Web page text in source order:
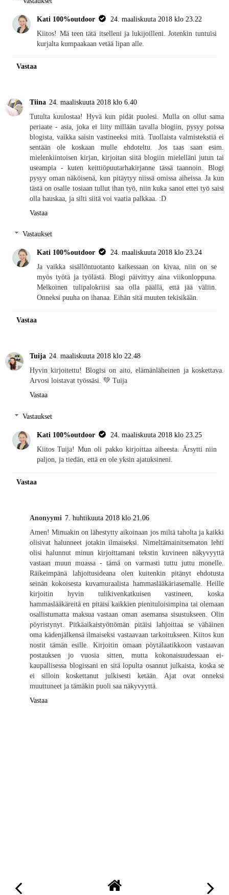
Kati 100%outdoor
24. maaliskuuta 2018 klo 23.22
Kiitos! Mä teen tätä itselleni ja lukijoilleni. Jotenkin tuntuisi
kurjalta kumpaakaan vetää lipan alle.
Vastaa
Tiina 24. maaliskuuta 2018 klo 6.40
Tutulta kuulostaa! Hyvä kun pidät puolesi. Mulla on ollut sama
periaate - asia, joka ei liity millään tavalla blogiin, pysyy poissa
blogista, vaikka saisin vastineeksi mitä. Tuollaista valmistekstiä ei
sentään ole koskaan mulle ehdoteltu. Jos taas saan esim.
mielenkiintoisen kirjan, kirjoitan siitä blogiin mielelläni jutun tai
useampia - kuten keittiöpuutarhakirjanne tässä taannoin. Blogi
pysyy oman näköisenä, kun pitäytyy niissä omissa aiheissa. Ja kun
tästä on osalle tosiaan tullut ihan työ, niin kuka sanoi ettei työ saisi
olla hauskaa, ja silti siitä voi vaatia palkkaa. :D
Vastaa
Vastaukset
Kati 100%outdoor
24. maaliskuuta 2018 klo 23.24
Ja vaikka sisällöntuotanto kaikessaan on kivaa, niin on se
myös työtä ja työlästä. Blogi päivittyy aina viikonloppuna.
Melkoinen tulipalokriisi saa olla päällä, että jää väliin.
Onneksi puuha on ihanaa. Eihän sitä muuten tekisikään.
Vastaa
Tuija 24. maaliskuuta 2018 klo 22.48
Hyvin kirjoitettu! Blogisi on aito, elämänläheinen ja koskettava.
Arvosi loistavat työssäsi. 💚 Tuija
Vastaa
Vastaukset
Kati 100%outdoor
24. maaliskuuta 2018 klo 23.25
Kiitos Tuija! Mun oli pakko kirjoittaa aiheesta. Ärsytti niin
paljon, ja tiedän, että en ole yksin ajatuksineni.
Vastaa
Anonyymi 7. huhtikuuta 2018 klo 21.06
Amen! Minuakin on lähestytty aikoinaan jos miltä taholta ja kaikki
olisivat halunneet jotakin ilmaiseksi. Nimeltämainitsematon lehti
olisi halunnut minun kirjoittamani tekstin kuvineen näkyvyyttä
vastaan muun muassa - tämä on varmasti tuttu juttu monelle.
Räikeimpänä lahjoitusideana olen kuitenkin pitänyt ehdotusta
seinän kokoisesta kuvamuraalista hammaslääkäriasemalle. Heille
kirjoitin hyvin tulikivenkatkuisen vastineen, koska
hammaslääkäreitä en pitäisi kaikkien pienituloisimpina tai olemaan
osallistumatta maksua vastaan oman asemansa sisustukseen. Olin
pöyristynyt. Pitkäaikaistyöttömän pitäisi lahjoittaa se vähäinen
oma kädenjälkensä ilmaiseksi vastaavaan tarkoitukseen. Kiitos kun
nostit tämän esille. Kirjoitin omaan pöytälaatikkoon vastaavan
postauksen jo vuosia sitten, mutta kokonaisuudessaan ei-
kaupallisessa blogissani en sitä lopulta osannut julkaista, koska se
ei silloin koskettanut julkisesti ketään. Ajat ovat onneksi
muuttuneet ja tämäkin puoli saa näkyvyyttä.
Vastaa